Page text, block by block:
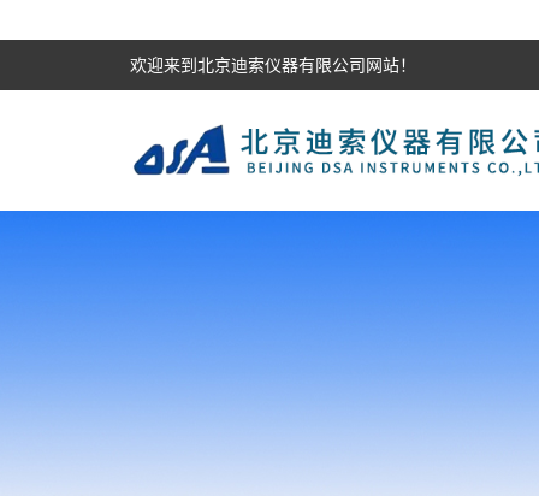
欢迎来到北京迪索仪器有限公司网站！